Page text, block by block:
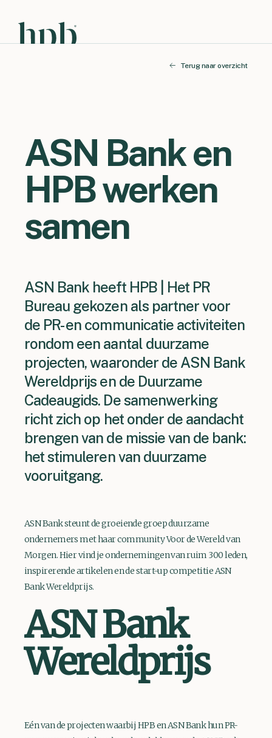
ASN Bank en
HPB werken
samen
Terug naar overzicht
ASN Bank heeft HPB | Het PR
Bureau gekozen als partner voor
de PR- en communicatie activiteiten
rondom een aantal duurzame
projecten, waaronder de ASN Bank
Wereldprijs en de Duurzame
Cadeaugids. De samenwerking
richt zich op het onder de aandacht
brengen van de missie van de bank:
het stimuleren van duurzame
vooruitgang.
ASN Bank steunt de groeiende groep duurzame
ondernemers met haar community Voor de Wereld van
Morgen. Hier vind je ondernemingen van ruim 300 leden,
inspirerende artikelen en de start-up competitie ASN
Bank Wereldprijs.
ASN Bank
Wereldprijs
Eén van de projecten waarbij HPB en ASN Bank hun PR-